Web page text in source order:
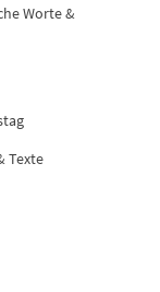
Worte &
Texte